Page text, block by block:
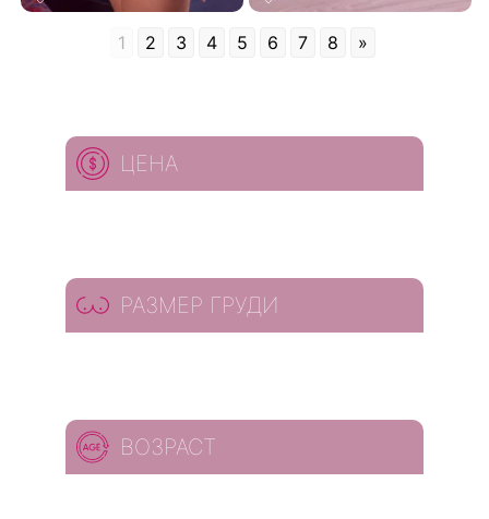
1 2 3 4 5 6 7 8 »
ЦЕНА
РАЗМЕР ГРУДИ
ВОЗРАСТ